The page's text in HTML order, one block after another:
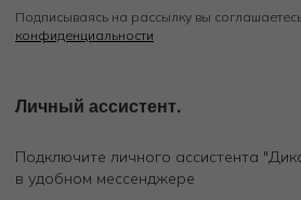
Подписываясь на рассылку вы
конфиденциальности
Личный ассистент.
Подключите личного ассистента
в удобном мессенджере